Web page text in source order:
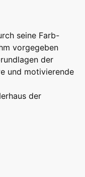
seine Farb-
vorgegeben
der
und motivierende
der